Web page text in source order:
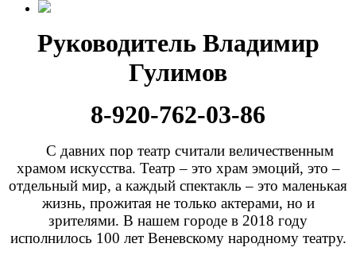
Руководитель Владимир
Гулимов
8-920-762-03-86
С давних пор театр считали величественным
храмом искусства. Театр – это храм эмоций, это –
отдельный мир, а каждый спектакль – это маленькая
жизнь, прожитая не только актерами, но и
зрителями. В нашем городе в 2018 году
исполнилось 100 лет Веневскому народному театру.